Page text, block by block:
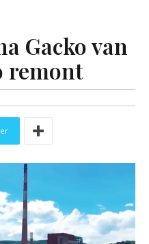
Gacko van
remont